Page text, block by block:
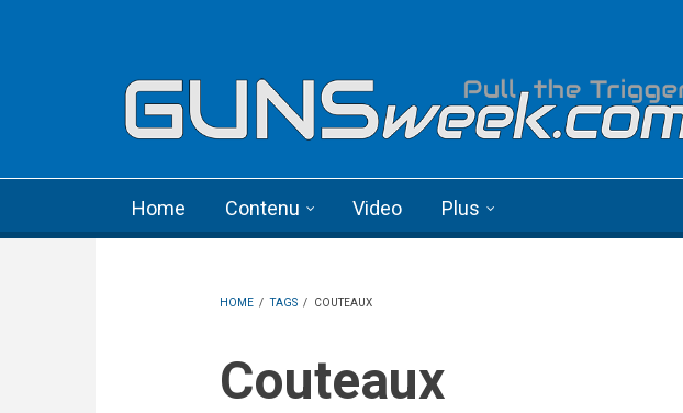
Home Contenu Video Plus
HOME / TAGS / COUTEAUX
Couteaux